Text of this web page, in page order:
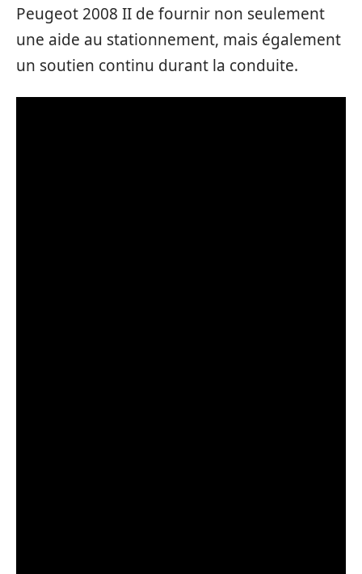
Peugeot 2008 II de fournir non seulement
une aide au stationnement, mais également
un soutien continu durant la conduite.